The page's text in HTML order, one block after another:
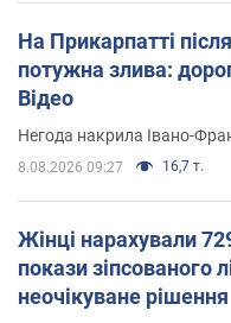
На Прикарпатті
потужна злива:
Відео
Негода накрила Івано-
8.08.2026 09:27 16,7 т.
Жінці нарахували
покази зіпсованого
неочікуване рішення